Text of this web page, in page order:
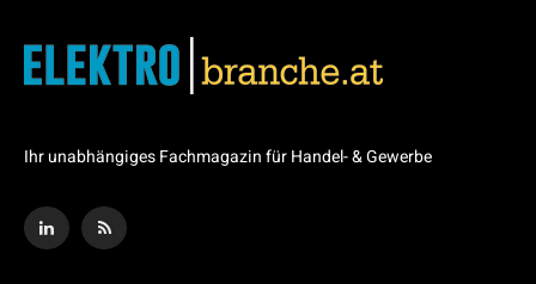
Ihr unabhängiges Fachmagazin für Handel- & Gewerbe